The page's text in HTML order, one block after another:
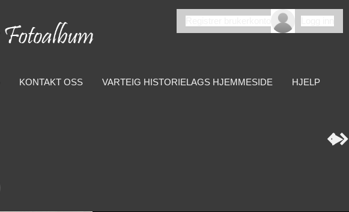
KONTAKT OSS VARTEIG HISTORIELAGS HJEMMESIDE HJELP
